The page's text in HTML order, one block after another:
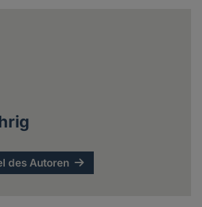
des Autoren